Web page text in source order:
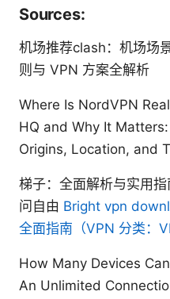
Sources:
机场推荐clash：机场场
则与 VPN 方案全解析
Where Is NordVPN
HQ and Why It
Origins, Location, and
梯子：全面解析与实用
问自由 Bright vpn
全面指南（VPN 分类：
How Many Devices
An Unlimited